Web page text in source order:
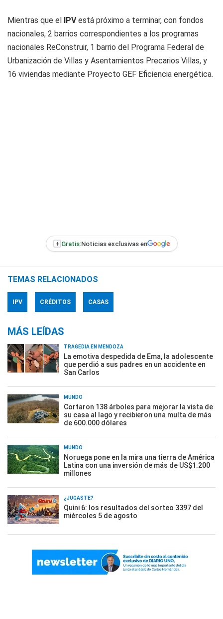
Mientras que el IPVestá próximo a terminar, con fondos
nacionales, 2 barrios correspondientes a los programas
nacionales ReConstruir, 1 barrio del Programa Federal de
Urbanización de Villas y Asentamientos Precarios Villas, y
16 viviendas mediante Proyecto GEF Eficiencia energética.
+ Gratis:Noticias exclusivas en
TEMAS RELACIONADOS
IPV CRÉDITOS CASAS
MÁS LEÍDAS
TRAGEDIA EN MENDOZA
La emotiva despedida de Ema, la adolescente
que perdió a sus padres en un accidente en
San Carlos
MUNDO
Cortaron 138 árboles para mejorar la vista de
su casa al lago y recibieron una multa de más
de 600.000 dólares
MUNDO
Noruega pone en la mira una tierra de América
Latina con una inversión de más de US$1.200
millones
¿JUGASTE?
Quini 6: los resultados del sorteo 3397 del
miércoles 5 de agosto